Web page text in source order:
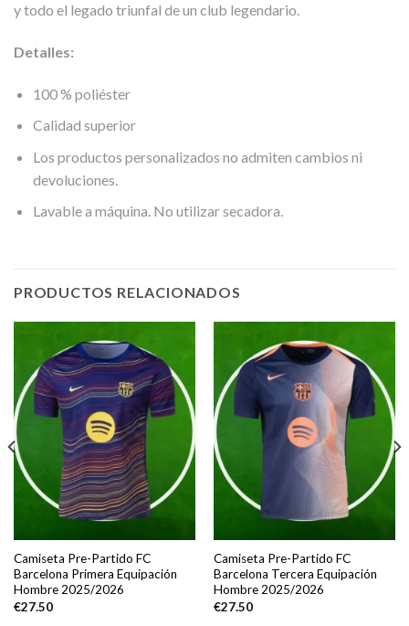
y todo el legado triunfal de un club legendario.
Detalles:
100 % poliéster
Calidad superior
Los productos personalizados no admiten cambios ni
devoluciones.
Lavable a máquina. No utilizar secadora.
PRODUCTOS RELACIONADOS
Camiseta Pre-Partido FC
Barcelona Primera Equipación
Hombre 2025/2026
€27.50
Camiseta Pre-Partido FC
Barcelona Tercera Equipación
Hombre 2025/2026
€27.50